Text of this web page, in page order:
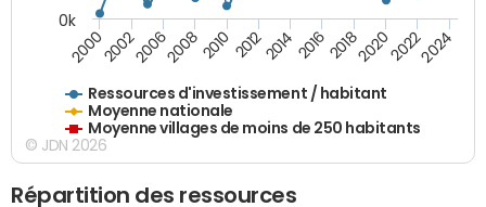
Ressources d'investissement / habitant
Moyenne nationale
Moyenne villages de moins de 250 habitants
20002002200620082010 2012201420162018202020222024
0k
© JDN 2026
Répartition des ressources